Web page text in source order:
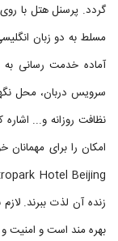
گردد. پرسنل هتل با روی
آماده خدمت رسانی
سرویس دربان، محل
نظافت روزانه و...
امکان را برای
زنده آن لذت ببرند.
بهره مند است و امنیت